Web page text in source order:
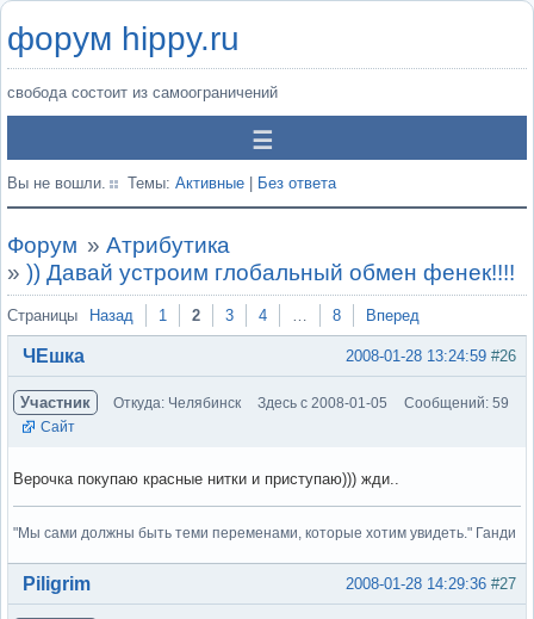
форум hippy.ru
свобода состоит из самоограничений
Вы не вошли. Темы: Активные Без ответа
Форум » Атрибутика
» )) Давай устроим глобальный обмен фенек!!!!
Страницы Назад 1 2 3 4 … 8 Вперед
#26
2008-01-28 13:24:59
ЧЕшка
Участник Откуда: Челябинск Здесь с 2008-01-05
Сообщений: 59
Сайт
Верочка покупаю красные нитки и приступаю))) жди..
"Мы сами должны быть теми переменами, которые хотим увидеть." Ганди
Вне форума #27
2008-01-28 14:29:36
Piligrim